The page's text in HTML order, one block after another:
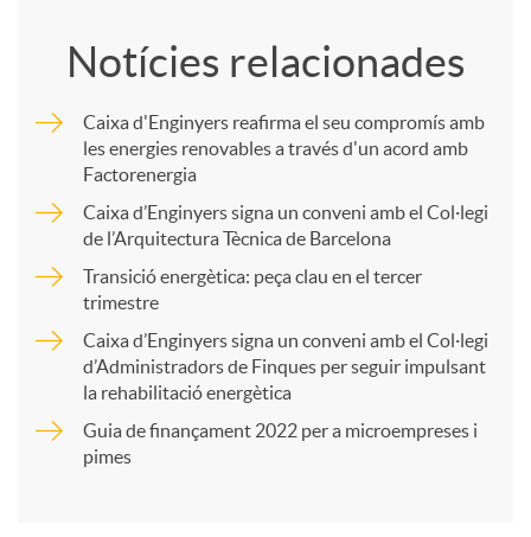
r
Notícies relacionades
Caixa d'Enginyers reafirma el seu compromís amb
les energies renovables a través d'un acord amb
Factorenergia
Caixa d’Enginyers signa un conveni amb el Col·legi
de l’Arquitectura Tècnica de Barcelona
Transició energètica: peça clau en el tercer
trimestre
Caixa d’Enginyers signa un conveni amb el Col·legi
d’Administradors de Finques per seguir impulsant
la rehabilitació energètica
Guia de finançament 2022 per a microempreses i
pimes